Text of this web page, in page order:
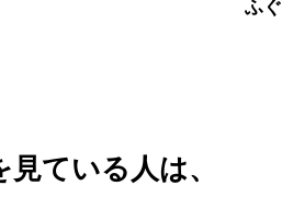
ふ
ている人は、